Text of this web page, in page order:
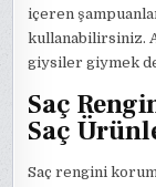
içeren
kullanabilirsiniz.
giysiler giymek
Saç
Saç
Saç rengini